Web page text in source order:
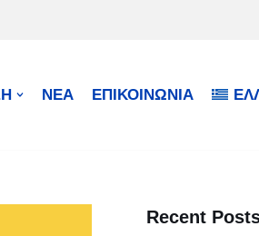
ΝΕΑ ΕΠΙΚΟΙΝΩΝΙΑ
Recent